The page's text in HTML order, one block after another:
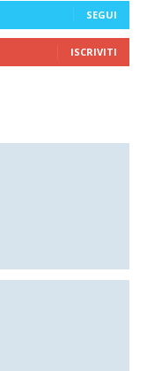
SEGUI
ISCRIVITI